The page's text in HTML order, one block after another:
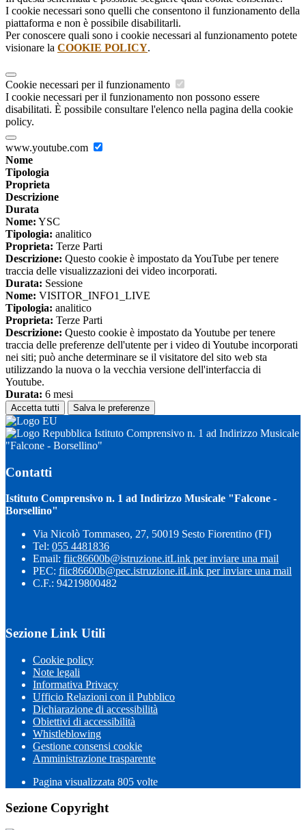
I cookie necessari sono quelli che consentono il funzionamento della
piattaforma e non è possibile disabilitarli.
Per conoscere quali sono i cookie necessari al funzionamento potete
visionare la COOKIE POLICY.
Cookie necessari per il funzionamento
I cookie necessari per il funzionamento non possono essere
disabilitati. È possibile consultare l'elenco nella pagina della cookie
policy.
www.youtube.com
Nome
Tipologia
Proprieta
Descrizione
Durata
Nome: YSC
Tipologia: analitico
Proprieta: Terze Parti
Descrizione: Questo cookie è impostato da YouTube per tenere
traccia delle visualizzazioni dei video incorporati.
Durata: Sessione
Nome: VISITOR_INFO1_LIVE
Tipologia: analitico
Proprieta: Terze Parti
Descrizione: Questo cookie è impostato da Youtube per tenere
traccia delle preferenze dell'utente per i video di Youtube incorporati
nei siti; può anche determinare se il visitatore del sito web sta
utilizzando la nuova o la vecchia versione dell'interfaccia di
Youtube.
Durata: 6 mesi
Accetta tutti Salva le preferenze
Istituto Comprensivo n. 1 ad Indirizzo Musicale
"Falcone - Borsellino"
Contatti
Istituto Comprensivo n. 1 ad Indirizzo Musicale "Falcone -
Borsellino"
Via Nicolò Tommaseo, 27, 50019 Sesto Fiorentino (FI)
Tel: 055 4481836
Email: fiic86600b@istruzione.itLink per inviare una mail
PEC: fiic86600b@pec.istruzione.itLink per inviare una mail
C.F.: 94219800482
Sezione Link Utili
Cookie policy
Note legali
Informativa Privacy
Ufficio Relazioni con il Pubblico
Dichiarazione di accessibilità
Obiettivi di accessibilità
Whistleblowing
Gestione consensi cookie
Amministrazione trasparente
Pagina visualizzata 805 volte
Sezione Copyright